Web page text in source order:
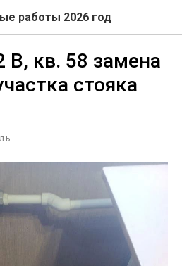
работы 2026 год
В, кв. 58 замена
стояка